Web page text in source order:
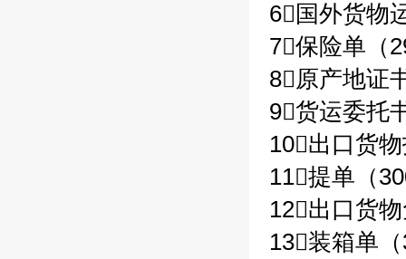
6国外货物
7保险单（
8原产地证
9货运委托
10出口货
11提单（
12出口货
13装箱单